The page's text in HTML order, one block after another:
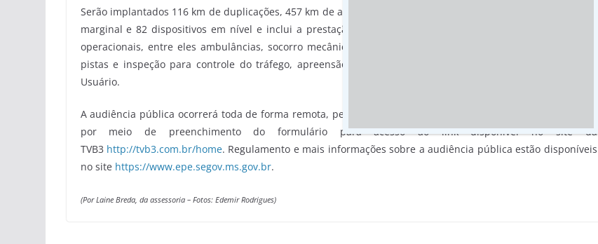
Serão implantados 116 km de duplicações, 457 km de acostamentos, 251 km de terceiras faixas, 12 km de via
marginal e 82 dispositivos em nível e inclui a prestação de serviços aos usuários por meio de 49 veículos
operacionais, entre eles ambulâncias, socorro mecânico, guinchos, combate a incêndios, desobstrução de
pistas e inspeção para controle do tráfego, apreensão de animais silvestres e Postos de Atendimento ao
Usuário.
A audiência pública ocorrerá toda de forma remota, pela internet. A participação é aberta a todos e se dará
por meio de preenchimento do formulário para acesso ao link disponível no site da
TVB3 http://tvb3.com.br/home. Regulamento e mais informações sobre a audiência pública estão disponíveis
no site https://www.epe.segov.ms.gov.br.
(Por Laine Breda, da assessoria – Fotos: Edemir Rodrigues)